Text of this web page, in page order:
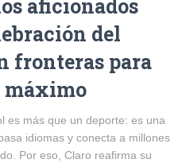
aficionados
del
fronteras para
es más que un deporte: es una
idiomas y conecta a millones
Por eso, Claro reafirma su